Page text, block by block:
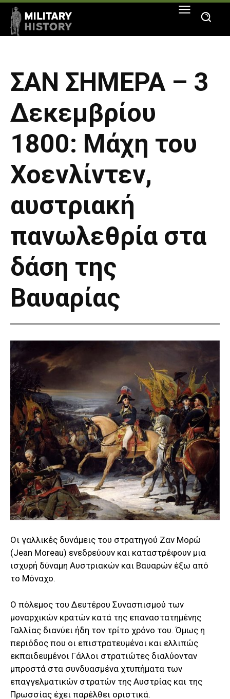
ΣΑΝ ΣΗΜΕΡΑ – 3
Δεκεμβρίου
1800: Μάχη του
Χοενλίντεν,
αυστριακή
πανωλεθρία στα
δάση της
Βαυαρίας
Οι γαλλικές δυνάμεις του στρατηγού Ζαν Μορώ
(Jean Moreau) ενεδρεύουν και καταστρέφουν μια
ισχυρή δύναμη Αυστριακών και Βαυαρών έξω από
το Μόναχο.
Ο πόλεμος του Δευτέρου Συνασπισμού των
μοναρχικών κρατών κατά της επαναστατημένης
Γαλλίας διανύει ήδη τον τρίτο χρόνο του. Όμως η
περιόδος που οι επιστρατευμένοι και ελλιπώς
εκπαιδευμένοι Γάλλοι στρατιώτες διαλύονταν
μπροστά στα συνδυασμένα χτυπήματα των
επαγγελματικών στρατών της Αυστρίας και της
Πρωσσίας έχει παρέλθει οριστικά.